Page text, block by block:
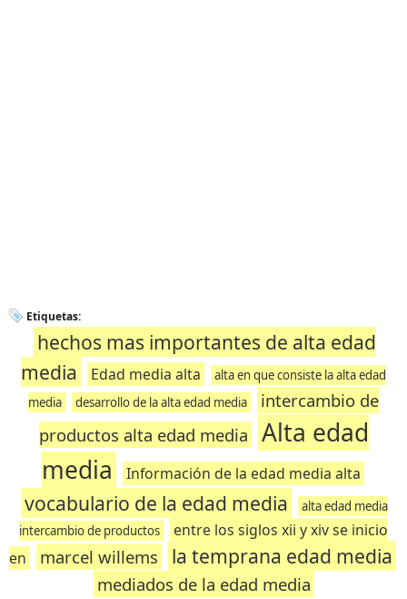
Etiquetas:
hechos mas importantes de alta edad
media
Edad media alta
alta en que consiste la alta edad
media
desarrollo de la alta edad media
intercambio de
productos alta edad media
Alta edad
media
Información de la edad media alta
vocabulario de la edad media
alta edad media
intercambio de productos
entre los siglos xii y xiv se inicio
en
marcel willems la temprana edad media
mediados de la edad media